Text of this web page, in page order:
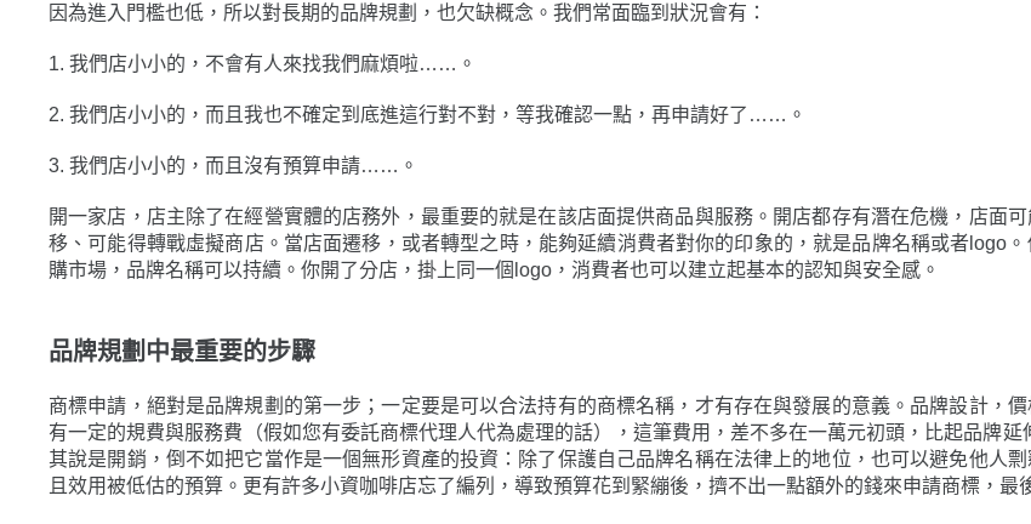
因為進入門檻也低，所以對長期的品牌規劃，也欠缺概念。我們常面臨到狀況會有：
1. 我們店小小的，不會有人來找我們麻煩啦……。
2. 我們店小小的，而且我也不確定到底進這行對不對，等我確認一點，再申請好了……。
3. 我們店小小的，而且沒有預算申請……。
開一家店，店主除了在經營實體的店務外，最重要的就是在該店面提供商品與服務。開店都存有潛在危機，店面
移、可能得轉戰虛擬商店。當店面遷移，或者轉型之時，能夠延續消費者對你的印象的，就是品牌名稱或者logo
購市場，品牌名稱可以持續。你開了分店，掛上同一個logo，消費者也可以建立起基本的認知與安全感。
品牌規劃中最重要的步驟
商標申請，絕對是品牌規劃的第一步；一定要是可以合法持有的商標名稱，才有存在與發展的意義。品牌設計，
有一定的規費與服務費（假如您有委託商標代理人代為處理的話），這筆費用，差不多在一萬元初頭，比起品牌
其說是開銷，倒不如把它當作是一個無形資產的投資：除了保護自己品牌名稱在法律上的地位，也可以避免他人
且效用被低估的預算。更有許多小資咖啡店忘了編列，導致預算花到緊繃後，擠不出一點額外的錢來申請商標，最